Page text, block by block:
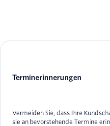
Terminerinnerungen
Vermeiden Sie, dass Ihre
sie an bevorstehende Termine